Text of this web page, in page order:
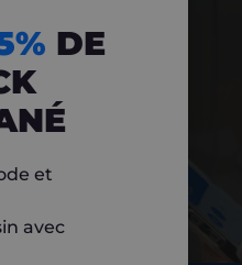
DE
et
avec